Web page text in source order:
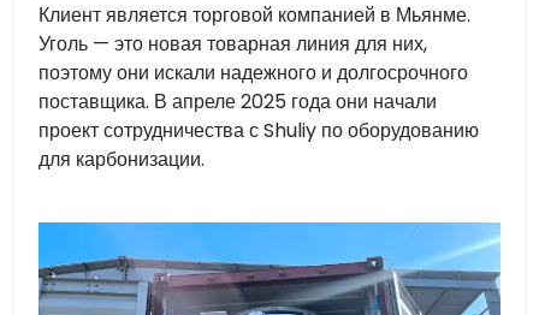
Клиент является торговой компанией в Мьянме.
Уголь — это новая товарная линия для них,
поэтому они искали надежного и долгосрочного
поставщика. В апреле 2025 года они начали
проект сотрудничества с Shuliy по оборудованию
для карбонизации.